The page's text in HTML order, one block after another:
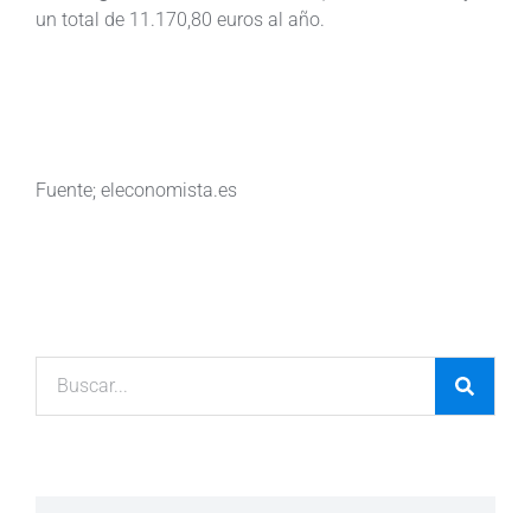
un total de 11.170,80 euros al año.
Fuente; eleconomista.es